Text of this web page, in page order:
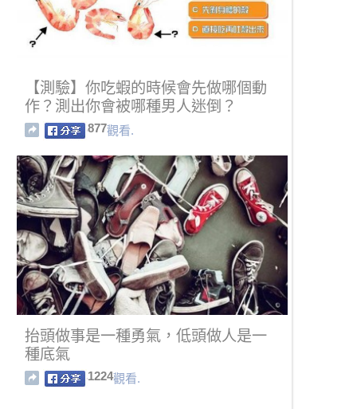
【測驗】你吃蝦的時候會先做哪個動
作？測出你會被哪種男人迷倒？
877觀看.
抬頭做事是一種勇氣，低頭做人是一
種底氣
1224觀看.